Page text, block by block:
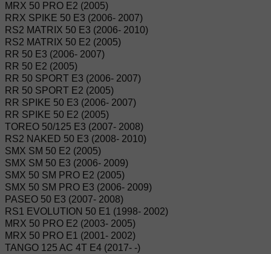
MRX 50 PRO E2 (2005)
RRX SPIKE 50 E3 (2006- 2007)
RS2 MATRIX 50 E3 (2006- 2010)
RS2 MATRIX 50 E2 (2005)
RR 50 E3 (2006- 2007)
RR 50 E2 (2005)
RR 50 SPORT E3 (2006- 2007)
RR 50 SPORT E2 (2005)
RR SPIKE 50 E3 (2006- 2007)
RR SPIKE 50 E2 (2005)
TOREO 50/125 E3 (2007- 2008)
RS2 NAKED 50 E3 (2008- 2010)
SMX SM 50 E2 (2005)
SMX SM 50 E3 (2006- 2009)
SMX 50 SM PRO E2 (2005)
SMX 50 SM PRO E3 (2006- 2009)
PASEO 50 E3 (2007- 2008)
RS1 EVOLUTION 50 E1 (1998- 2002)
MRX 50 PRO E2 (2003- 2005)
MRX 50 PRO E1 (2001- 2002)
TANGO 125 AC 4T E4 (2017- -)